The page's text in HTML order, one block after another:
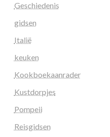
Geschiedenis
gidsen
Italië
keuken
Kookboekaanrader
Kustdorpjes
Pompeii
Reisgidsen